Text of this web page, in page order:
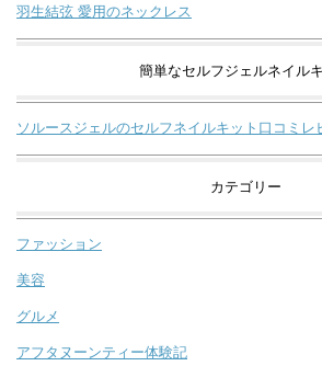
羽生結弦 愛用のネックレス
簡単なセルフジェルネイル
ソルースジェルのセルフネイルキット口コミレ
カテゴリー
ファッション
美容
グルメ
アフタヌーンティー体験記